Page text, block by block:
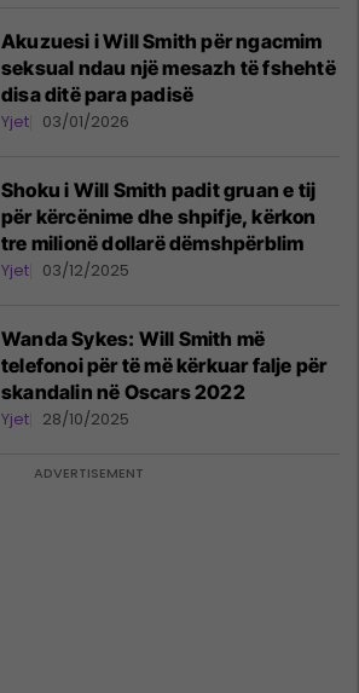
Akuzuesi i Will Smith për ngacmim
seksual ndau një mesazh të fshehtë
disa ditë para padisë
Yjet 03/01/2026
Shoku i Will Smith padit gruan e tij
për kërcënime dhe shpifje, kërkon
tre milionë dollarë dëmshpërblim
Yjet 03/12/2025
Wanda Sykes: Will Smith më
telefonoi për të më kërkuar falje për
skandalin në Oscars 2022
Yjet 28/10/2025